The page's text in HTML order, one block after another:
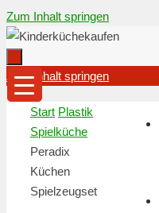
Zum Inhalt springen
Zum Inhalt springen
Start Plastik
Spielküche
Peradix
Küchen
Spielzeugset